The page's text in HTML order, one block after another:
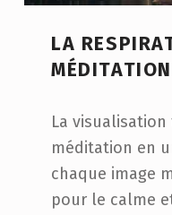
LA
MÉDITATION
La
méditation en
chaque image
pour le calme